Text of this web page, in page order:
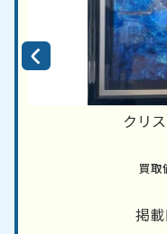
板橋区・
頼にも対応しており
クリ
掲